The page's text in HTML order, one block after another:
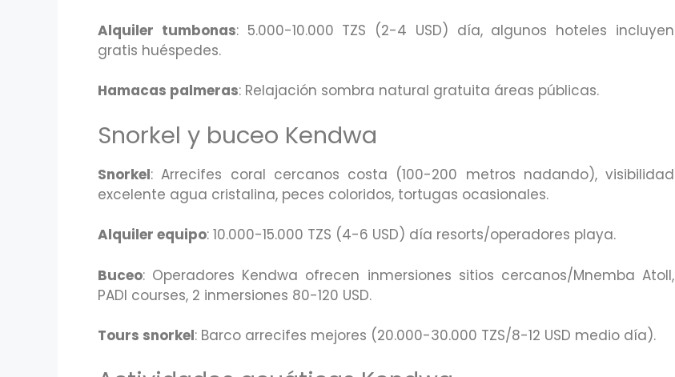
Alquiler tumbonas: 5.000-10.000 TZS (2-4 USD) día, algunos hoteles incluyen
gratis huéspedes.
Hamacas palmeras: Relajación sombra natural gratuita áreas públicas.
Snorkel y buceo Kendwa
Snorkel: Arrecifes coral cercanos costa (100-200 metros nadando), visibilidad
excelente agua cristalina, peces coloridos, tortugas ocasionales.
Alquiler equipo: 10.000-15.000 TZS (4-6 USD) día resorts/operadores playa.
Buceo: Operadores Kendwa ofrecen inmersiones sitios cercanos/Mnemba Atoll,
PADI courses, 2 inmersiones 80-120 USD.
Tours snorkel: Barco arrecifes mejores (20.000-30.000 TZS/8-12 USD medio día).